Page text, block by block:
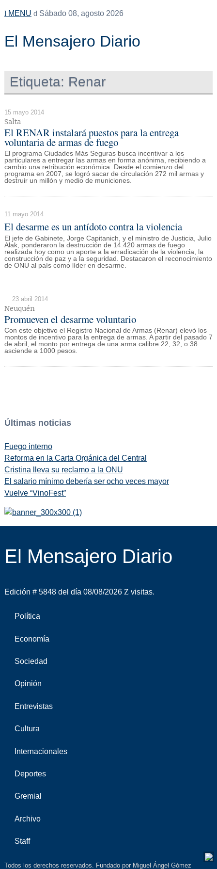
MENU Sábado 08, agosto 2026
El Mensajero Diario
Etiqueta: Renar
15 mayo 2014
Salta
El RENAR instalará puestos para la entrega
voluntaria de armas de fuego
El programa Ciudades Más Seguras busca incentivar a los
particulares a entregar las armas en forma anónima, recibiendo a
cambio una retribución económica. Desde el comienzo del
programa en 2007, se logró sacar de circulación 272 mil armas y
destruir un millón y medio de municiones.
11 mayo 2014
El desarme es un antídoto contra la violencia
El jefe de Gabinete, Jorge Capitanich, y el ministro de Justicia, Julio
Alak, ponderaron la destrucción de 14.420 armas de fuego
realizada hoy como un aporte a la erradicación de la violencia, la
construcción de paz y a la seguridad. Destacaron el reconocimiento
de ONU al país como líder en desarme.
23 abril 2014
Neuquén
Promueven el desarme voluntario
Con este objetivo el Registro Nacional de Armas (Renar) elevó los
montos de incentivo para la entrega de armas. A partir del pasado 7
de abril, el monto por entrega de una arma calibre 22, 32, o 38
asciende a 1000 pesos.
Últimas noticias
Fuego interno
Reforma en la Carta Orgánica del Central
Cristina lleva su reclamo a la ONU
El salario mínimo debería ser ocho veces mayor
Vuelve “VinoFest”
El Mensajero Diario
Edición # 5848 del día 08/08/2026 visitas.
Política
Economía
Sociedad
Opinión
Entrevistas
Cultura
Internacionales
Deportes
Gremial
Archivo
Staff
Todos los derechos reservados. Fundado por Miguel Ángel Gómez